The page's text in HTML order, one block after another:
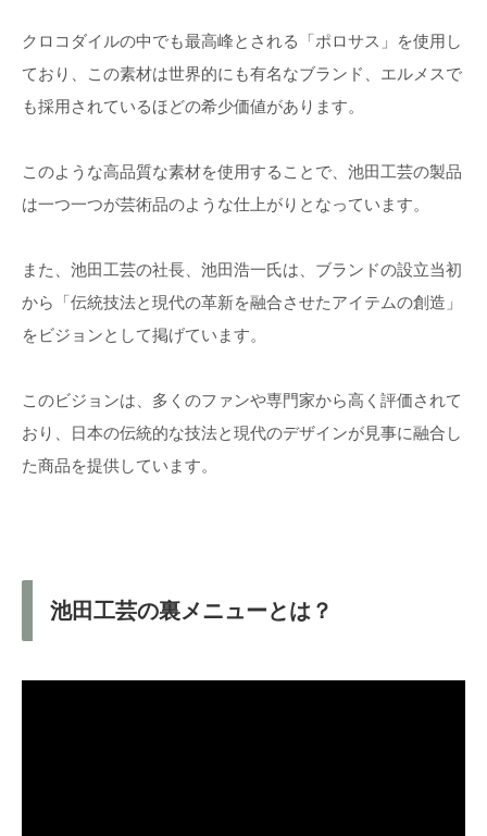
クロコダイルの中でも最高峰とされる「ポロサス」を使用し
ており、この素材は世界的にも有名なブランド、エルメスで
も採用されているほどの希少価値があります。
このような高品質な素材を使用することで、池田工芸の製品
は一つ一つが芸術品のような仕上がりとなっています。
また、池田工芸の社長、池田浩一氏は、ブランドの設立当初
から「伝統技法と現代の革新を融合させたアイテムの創造」
をビジョンとして掲げています。
このビジョンは、多くのファンや専門家から高く評価されて
おり、日本の伝統的な技法と現代のデザインが見事に融合し
た商品を提供しています。
池田工芸の裏メニューとは？